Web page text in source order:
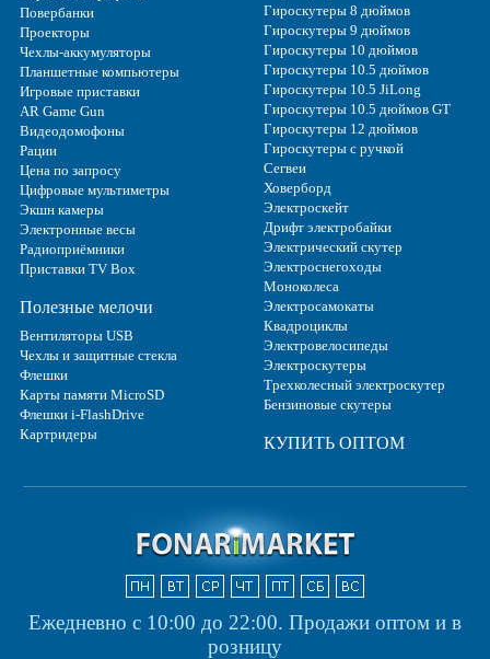
Повербанки
Проекторы
Чехлы-аккумуляторы
Планшетные компьютеры
Игровые приставки
AR Game Gun
Видеодомофоны
Рации
Цена по запросу
Цифровые мультиметры
Экшн камеры
Электронные весы
Радиоприёмники
Приставки TV Box
Полезные мелочи
Вентиляторы USB
Чехлы и защитные стекла
Флешки
Карты памяти MicroSD
Флешки i-FlashDrive
Картридеры
Гироскутеры 8 дюймов
Гироскутеры 9 дюймов
Гироскутеры 10 дюймов
Гироскутеры 10.5 дюймов
Гироскутеры 10.5 JiLong
Гироскутеры 10.5 дюймов GT
Гироскутеры 12 дюймов
Гироскутеры с ручкой
Сегвеи
Ховерборд
Электроскейт
Дрифт электробайки
Электрический скутер
Электроснегоходы
Моноколеса
Электросамокаты
Квадроциклы
Электровелосипеды
Электроскутеры
Трехколесный электроскутер
Бензиновые скутеры
КУПИТЬ ОПТОМ
Ежедневно с 10:00 до 22:00. Продажи оптом и в
розницу